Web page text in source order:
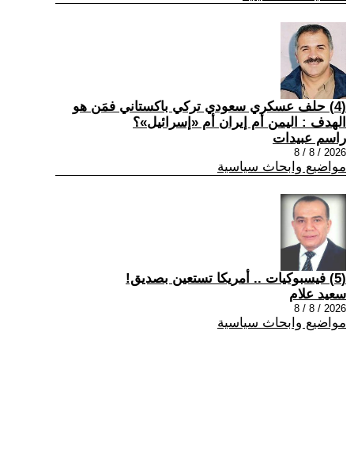
(4) حلف عسكري سعودي تركي باكستاني فمَن هو
الهدف : اليمن أم إيران أم «إسرائيل»؟
راسم عبيدات
2026 / 8 / 8
مواضيع وابحاث سياسية
(5) فيسبوكيات .. أمريكا تستعين بصديق!
سعيد علام
2026 / 8 / 8
مواضيع وابحاث سياسية